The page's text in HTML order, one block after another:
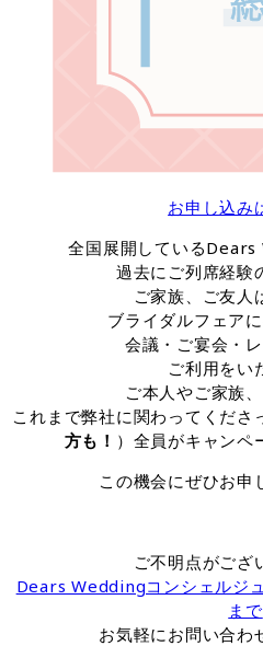
お申し込み
全国展開しているDears
過去にご列席経験
ご家族、ご友人
ブライダルフェア
会議・ご宴会・
ご利用をい
ご本人やご家族
これまで弊社に関わってくださ
方も！ ）全員がキャンペ
この機会にぜひお申
ご不明点がござ
Dears Weddingコンシェルジ
まで
お気軽にお問い合わ